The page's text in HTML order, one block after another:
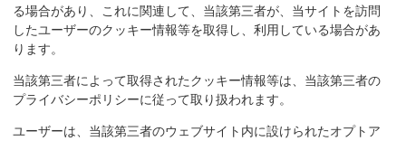
る場合があり、これに関連して、当該第三者が、当サイトを訪問
したユーザーのクッキー情報等を取得し、利用している場合があ
ります。
当該第三者によって取得されたクッキー情報等は、当該第三者の
プライバシーポリシーに従って取り扱われます。
ユーザーは、当該第三者のウェブサイト内に設けられたオプトア